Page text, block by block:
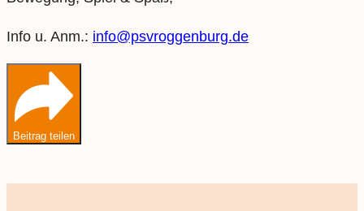
Info u. Anm.: info@psvroggenburg.de
Beitrag teilen